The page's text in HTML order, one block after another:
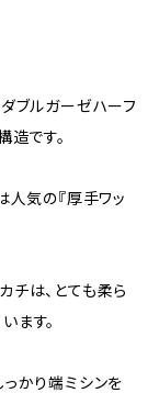
ブルガーゼハーフ
造です。
人気の『厚手ワッ
は、とても柔ら
ます。
かり端ミシンを